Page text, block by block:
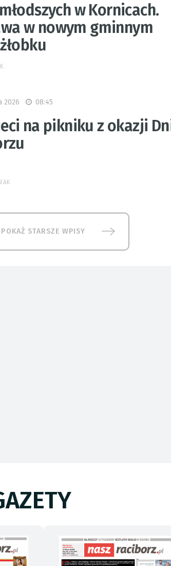
w Kornicach.
w nowym gminnym
2026 08:45
na pikniku z okazji
POKAŻ STARSZE WPISY